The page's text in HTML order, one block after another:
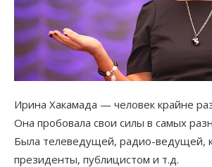
Ирина Хакамада — человек крайне
Она пробовала свои силы в самых
Была телеведущей, радио-ведущей,
президенты, публицистом и т.д.